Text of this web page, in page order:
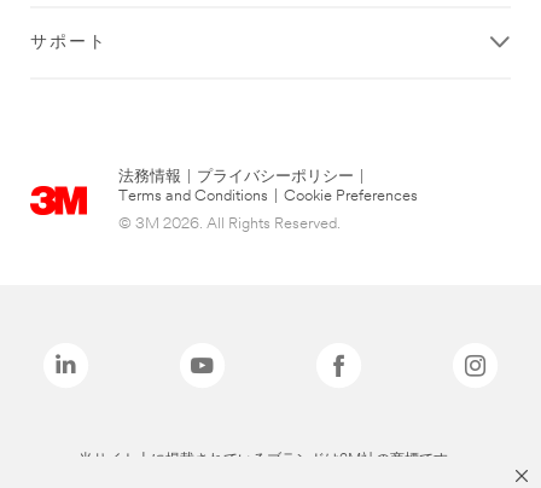
サポート
法務情報 プライバシーポリシー
Terms and Conditions
Cookie Preferences
© 3M 2026. All Rights Reserved.
当サイト上に掲載されているブランドは3M社の商標です。